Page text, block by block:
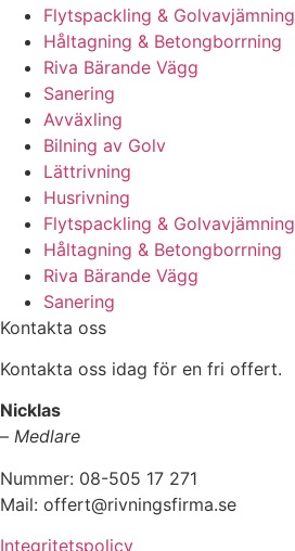
Flytspackling & Golvavjämning
Håltagning & Betongborrning
Riva Bärande Vägg
Sanering
Avväxling
Bilning av Golv
Lättrivning
Husrivning
Flytspackling & Golvavjämning
Håltagning & Betongborrning
Riva Bärande Vägg
Sanering
Kontakta oss
Kontakta oss idag för en fri offert.
Nicklas
– Medlare
Nummer: 08-505 17 271
Mail: offert@rivningsfirma.se
Integritetspolicy